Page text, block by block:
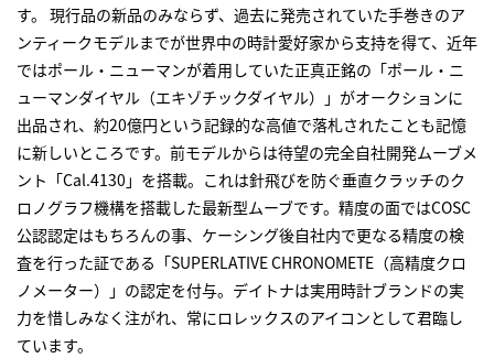
す。 現行品の新品のみならず、過去に発売されていた手巻きのア
ンティークモデルまでが世界中の時計愛好家から支持を得て、近年
ではポール・ニューマンが着用していた正真正銘の「ポール・ニ
ューマンダイヤル（エキゾチックダイヤル）」がオークションに
出品され、約20億円という記録的な高値で落札されたことも記憶
に新しいところです。前モデルからは待望の完全自社開発ムーブメ
ント「Cal.4130」を搭載。これは針飛びを防ぐ垂直クラッチのク
ロノグラフ機構を搭載した最新型ムーブです。精度の面ではCOSC
公認認定はもちろんの事、ケーシング後自社内で更なる精度の検
査を行った証である「SUPERLATIVE CHRONOMETE（高精度クロ
ノメーター）」の認定を付与。デイトナは実用時計ブランドの実
力を惜しみなく注がれ、常にロレックスのアイコンとして君臨し
ています。